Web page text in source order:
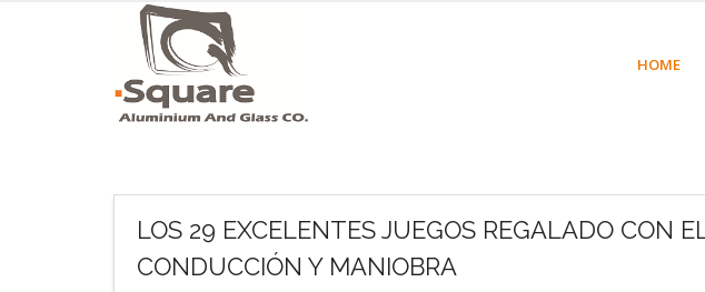
HOME
LOS 29 EXCELENTES JUEGOS REGALADO CON
CONDUCCIÓN Y MANIOBRA